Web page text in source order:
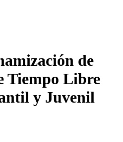
de
Tiempo Libre
y Juvenil